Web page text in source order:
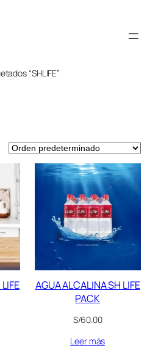
“SHLIFE”
AGUA ALCALINA SH LIFE
PACK
S/60.00
Leer más